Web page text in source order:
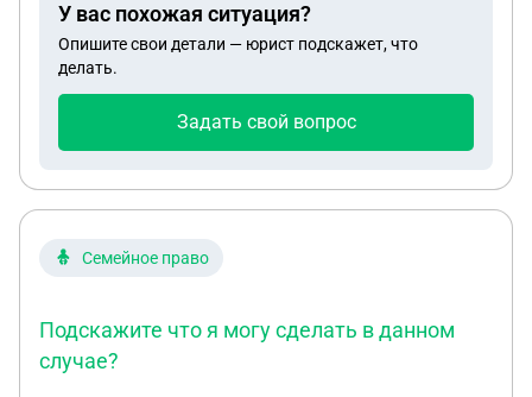
договора нет. Звонила в отдел кадров, говорят
что еще не подписан, через неделю звоню говорят
подписан передаем, но по факту не передают.
Запись в электронной трудовой книжке есть с
дня подписания договора. Есть подозрение в
без отработки и забрать свой экземпляр
данном случае.
У вас похожая ситуация?
Опишите свои детали — юрист подскажет, что
делать.
Задать свой вопрос
Семейное право
Подскажите что я могу сделать в данном
случае?